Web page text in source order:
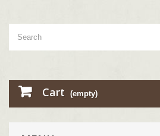
Cart (empty)